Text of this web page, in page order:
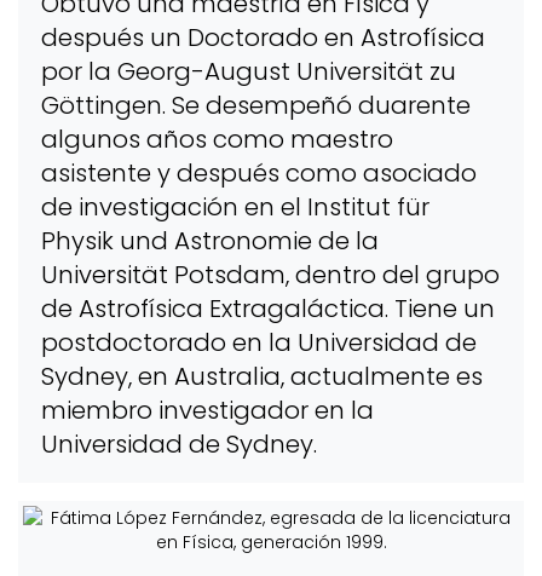
después un Doctorado en Astrofísica
por la Georg-August Universität zu
Göttingen. Se desempeñó duarente
algunos años como maestro
asistente y después como asociado
de investigación en el Institut für
Physik und Astronomie de la
Universität Potsdam, dentro del grupo
de Astrofísica Extragaláctica. Tiene un
postdoctorado en la Universidad de
Sydney, en Australia, actualmente es
miembro investigador en la
Universidad de Sydney.